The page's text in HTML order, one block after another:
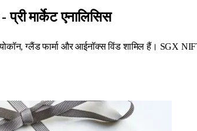
मार्केट एनालिसिस
ग्लैंड फार्मा और आईनॉक्स विंड शामिल हैं। SGX